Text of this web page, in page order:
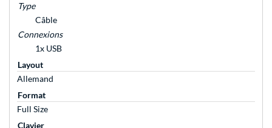
Type
Câble
Connexions
1x USB
Layout
Allemand
Format
Full Size
Clavier